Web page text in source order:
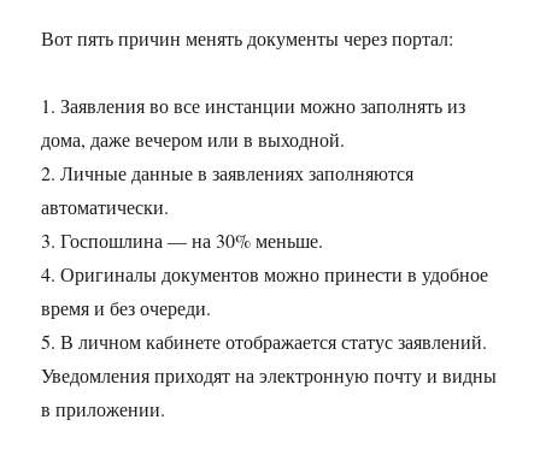
Вот пять причин менять документы через портал:
1. Заявления во все инстанции можно заполнять из
дома, даже вечером или в выходной.
2. Личные данные в заявлениях заполняются
автоматически.
3. Госпошлина — на 30% меньше.
4. Оригиналы документов можно принести в удобное
время и без очереди.
5. В личном кабинете отображается статус заявлений.
Уведомления приходят на электронную почту и видны
в приложении.